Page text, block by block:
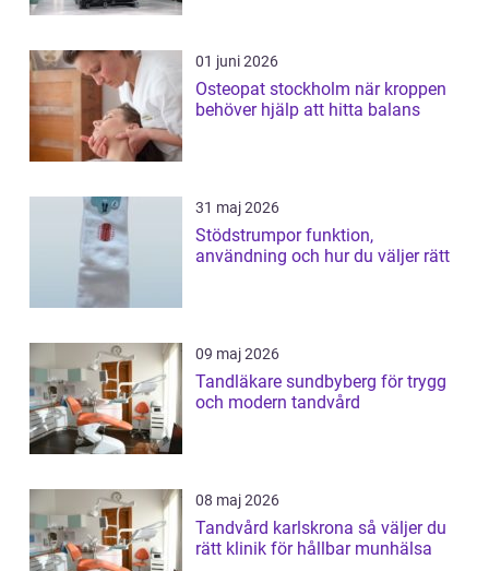
01 juni 2026
Osteopat stockholm när kroppen
behöver hjälp att hitta balans
31 maj 2026
Stödstrumpor funktion,
användning och hur du väljer rätt
09 maj 2026
Tandläkare sundbyberg för trygg
och modern tandvård
08 maj 2026
Tandvård karlskrona så väljer du
rätt klinik för hållbar munhälsa